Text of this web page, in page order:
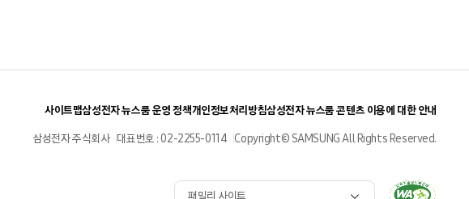
사이트맵삼성전자 뉴스룸 운영 정책개인정보처리방침삼성전자 뉴스룸 콘텐츠 이용에 대한 안내
삼성전자 주식회사 대표번호 : 02-2255-0114 Copyright© SAMSUNG All Rights Reserved.